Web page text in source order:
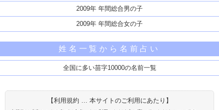
2009年 年間総合男の子
2009年 年間総合女の子
姓名一覧から名前占い
全国に多い苗字10000の名前一覧
【利用規約 … 本サイトのご利用にあたり】